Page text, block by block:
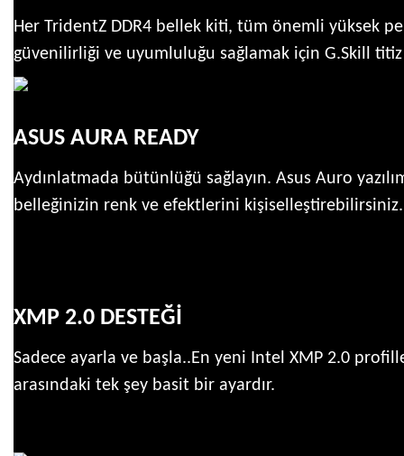
Her TridentZ DDR4 bellek kiti, tüm önemli yüksek
güvenilirliği ve uyumluluğu sağlamak için G.Skill
ASUS AURA READY
Aydınlatmada bütünlüğü sağlayın. Asus Auro
belleğinizin renk ve efektlerini kişiselleştirebilirsiniz.
XMP 2.0 DESTEĞİ
Sadece ayarla ve başla..En yeni Intel XMP 2.0
arasındaki tek şey basit bir ayardır.